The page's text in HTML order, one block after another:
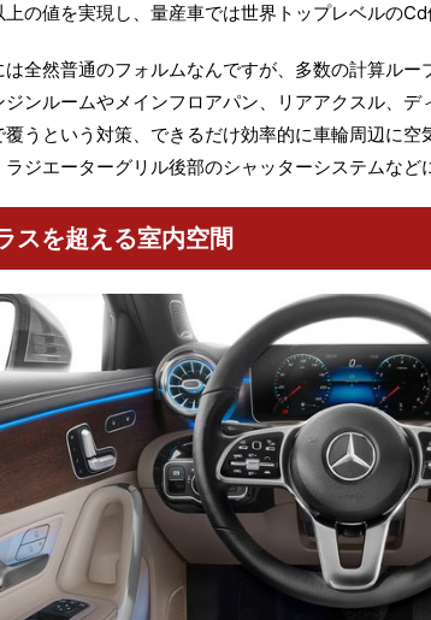
上の値を実現し、量産車では世界トップレベルのCd
は全然普通のフォルムなんですが、 多数の計算ルー
ジンルームやメインフロアパン、リアアクスル、
覆うという対策、できるだけ効率的に車輪周辺に
ラジエーターグリル後部のシャッターシステムなど
スを超える室内空間